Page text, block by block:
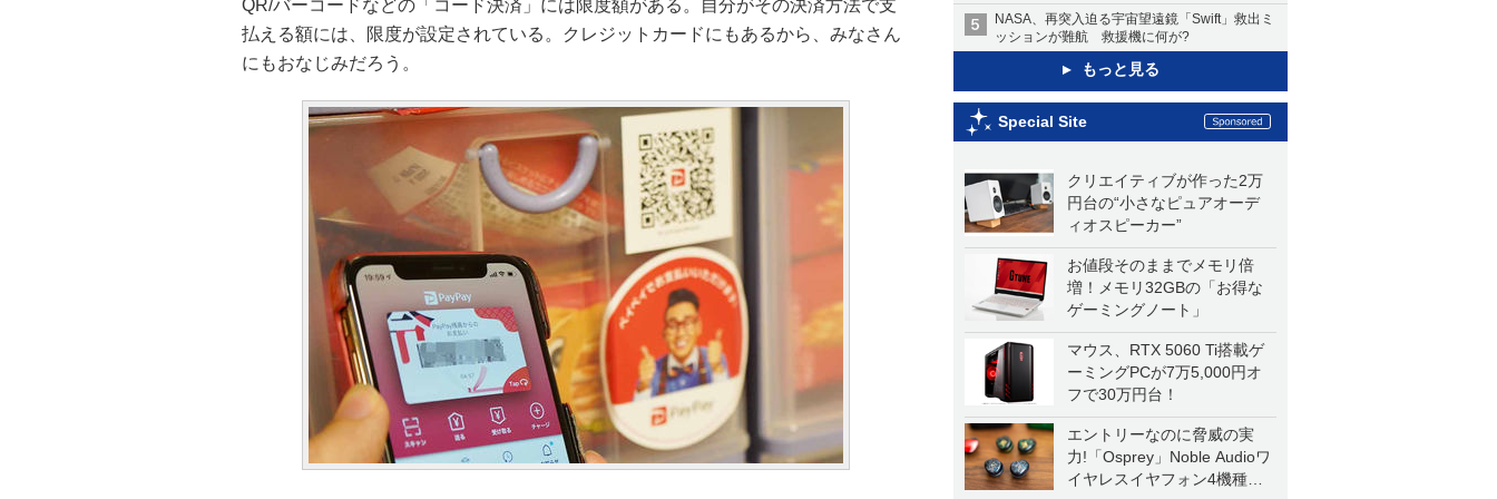
NASA、再突入迫る宇宙望遠鏡「Swift」救出ミ
ッションが難航 救援機に何が?
もっと見る
Special Site
クリエイティブが作った2万
円台の“小さなピュアオーデ
ィオスピーカー”
お値段そのままでメモリ倍
増！メモリ32GBの「お得な
ゲーミングノート」
マウス、RTX 5060 Ti搭載ゲ
ーミングPCが7万5,000円オ
フで30万円台！
エントリーなのに脅威の実
力!「Osprey」Noble Audioワ
イヤレスイヤフォン4機種を
QR/バーコードなどの「コード決済」には限度額がある。自分がその決済方法で支
払える額には、限度が設定されている。クレジットカードにもあるから、みなさん
にもおなじみだろう。